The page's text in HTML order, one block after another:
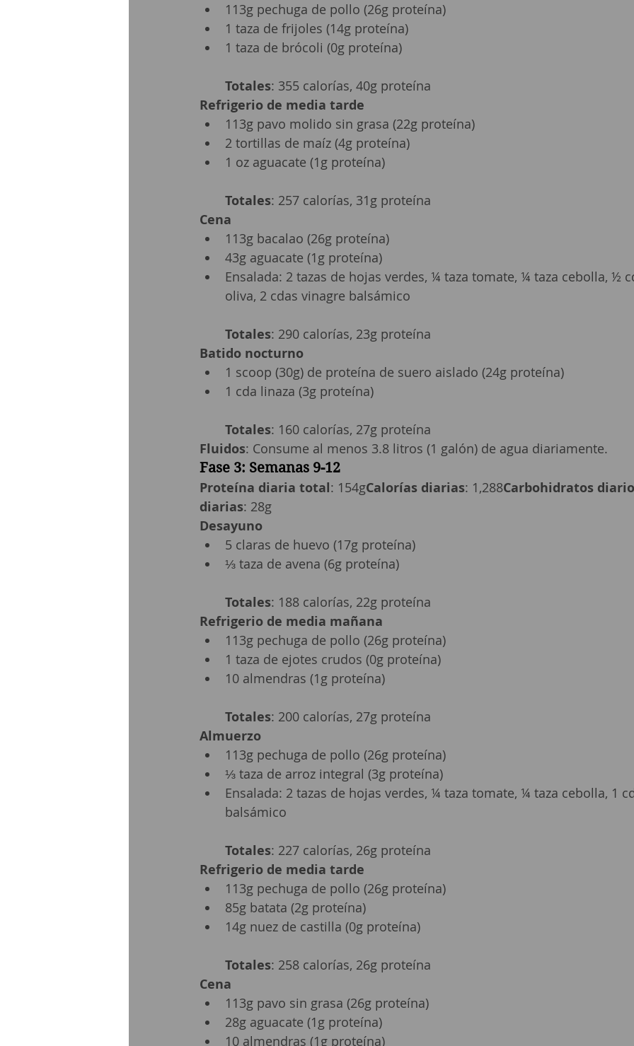
113g pechuga de pollo (26g proteína)
1 taza de frijoles (14g proteína)
1 taza de brócoli (0g proteína)
Totales: 355 calorías, 40g proteína
Refrigerio de media tarde
113g pavo molido sin grasa (22g proteína)
2 tortillas de maíz (4g proteína)
1 oz aguacate (1g proteína)
Totales: 257 calorías, 31g proteína
Cena
113g bacalao (26g proteína)
43g aguacate (1g proteína)
Ensalada: 2 tazas de hojas verdes, ¼ taza tomate, ¼ taza cebolla, ½
oliva, 2 cdas vinagre balsámico
Totales: 290 calorías, 23g proteína
Batido nocturno
1 scoop (30g) de proteína de suero aislado (24g proteína)
1 cda linaza (3g proteína)
Totales: 160 calorías, 27g proteína
Fluidos: Consume al menos 3.8 litros (1 galón) de agua diariamente.
Fase 3: Semanas 9-12
Proteína diaria total: 154gCalorías diarias: 1,288Carbohidratos
diarias: 28g
Desayuno
5 claras de huevo (17g proteína)
⅓ taza de avena (6g proteína)
Totales: 188 calorías, 22g proteína
Refrigerio de media mañana
113g pechuga de pollo (26g proteína)
1 taza de ejotes crudos (0g proteína)
10 almendras (1g proteína)
Totales: 200 calorías, 27g proteína
Almuerzo
113g pechuga de pollo (26g proteína)
⅓ taza de arroz integral (3g proteína)
Ensalada: 2 tazas de hojas verdes, ¼ taza tomate, ¼ taza cebolla, 1
balsámico
Totales: 227 calorías, 26g proteína
Refrigerio de media tarde
113g pechuga de pollo (26g proteína)
85g batata (2g proteína)
14g nuez de castilla (0g proteína)
Totales: 258 calorías, 26g proteína
Cena
113g pavo sin grasa (26g proteína)
28g aguacate (1g proteína)
10 almendras (1g proteína)